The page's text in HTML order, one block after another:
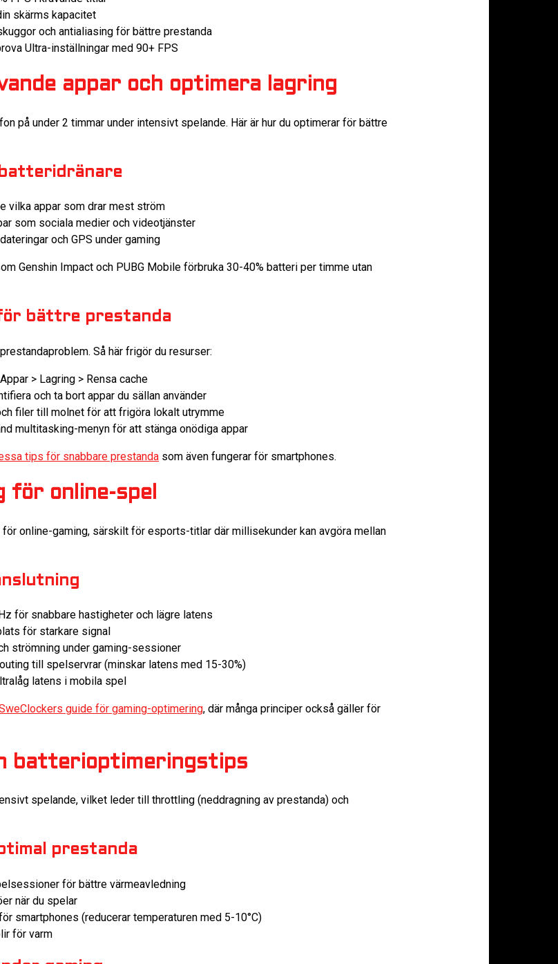
skärms kapacitet
och antialiasing för bättre prestanda
Ultra-inställningar med 90+ FPS
appar och optimera lagring
på under 2 timmar under intensivt spelande. Här är hur du optimerar för bättre
vilka appar som drar mest ström
som sociala medier och videotjänster
och GPS under gaming
Genshin Impact och PUBG Mobile förbruka 30-40% batteri per timme utan
bättre prestanda
Så här frigör du resurser:
> Lagring > Rensa cache
och ta bort appar du sällan använder
filer till molnet för att frigöra lokalt utrymme
multitasking-menyn för att stänga onödiga appar
tips för snabbare prestanda som även fungerar för smartphones.
för online-spel
online-gaming, särskilt för esports-titlar där millisekunder kan avgöra mellan
för snabbare hastigheter och lägre latens
för starkare signal
strömning under gaming-sessioner
till spelservrar (minskar latens med 15-30%)
latens i mobila spel
guide för gaming-optimering, där många principer också gäller för
batterioptimeringstips
spelande, vilket leder till throttling (neddragning av prestanda) och
prestanda
för bättre värmeavledning
när du spelar
smartphones (reducerar temperaturen med 5-10°C)
för varm